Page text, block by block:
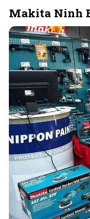
Makita Ninh